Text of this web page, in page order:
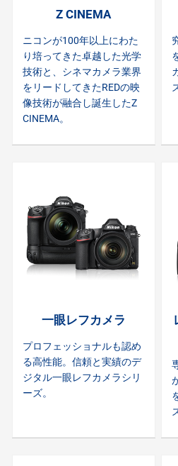
Z CINEMA
ニコンが100年以上にわた
り培ってきた卓越した光学
技術と、シネマカメラ業界
をリードしてきたREDの映
像技術が融合し誕生したZ
CINEMA。
一眼レフカメラ
プロフェッショナルも認め
る高性能。信頼と実績のデ
ジタル一眼レフカメラシリ
ーズ。